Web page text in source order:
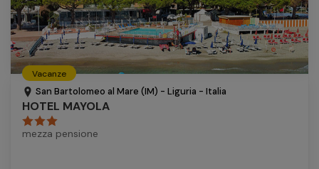
Vacanze
San Bartolomeo al Mare (IM) - Liguria - Italia
HOTEL MAYOLA
mezza pensione